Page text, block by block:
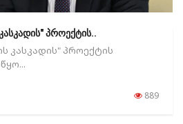
პროექტის..
კასკადის" პროექტის
889